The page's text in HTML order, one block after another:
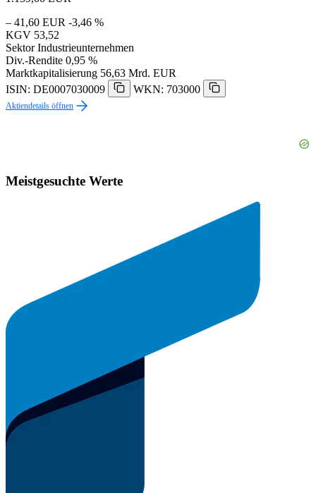
– 41,60 EUR -3,46 %
KGV 53,52
Sektor Industrieunternehmen
Div.-Rendite 0,95 %
Marktkapitalisierung 56,63 Mrd. EUR
ISIN: DE0007030009
WKN: 703000
Aktiendetails öffnen
Meistgesuchte Werte